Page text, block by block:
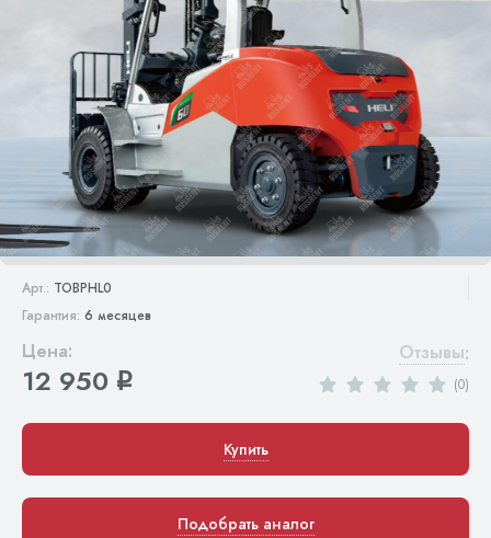
Арт.: TOBPHL0
Гарантия: 6 месяцев
Цена:
12 950 q
Отзывы:
(0)
Купить
Подобрать аналог